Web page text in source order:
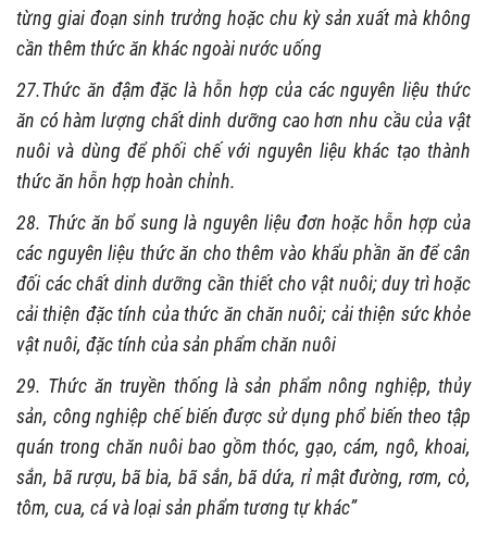
từng giai đoạn sinh trưởng hoặc chu kỳ sản xuất mà không
cần thêm thức ăn khác ngoài nước uống
27.Thức ăn đậm đặc là hỗn hợp của các nguyên liệu thức
ăn có hàm lượng chất dinh dưỡng cao hơn nhu cầu của vật
nuôi và dùng để phối chế với nguyên liệu khác tạo thành
thức ăn hỗn hợp hoàn chỉnh.
28. Thức ăn bổ sung là nguyên liệu đơn hoặc hỗn hợp của
các nguyên liệu thức ăn cho thêm vào khẩu phần ăn để cân
đối các chất dinh dưỡng cần thiết cho vật nuôi; duy trì hoặc
cải thiện đặc tính của thức ăn chăn nuôi; cải thiện sức khỏe
vật nuôi, đặc tính của sản phẩm chăn nuôi
29. Thức ăn truyền thống là sản phẩm nông nghiệp, thủy
sản, công nghiệp chế biến được sử dụng phổ biến theo tập
quán trong chăn nuôi bao gồm thóc, gạo, cám, ngô, khoai,
sắn, bã rượu, bã bia, bã sắn, bã dứa, rỉ mật đường, rơm, cỏ,
tôm, cua, cá và loại sản phẩm tương tự khác”